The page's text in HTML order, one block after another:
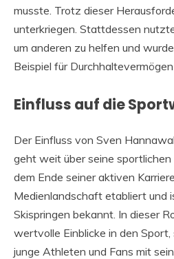
musste. Trotz dieser
unterkriegen. Stattdessen
um anderen zu helfen und
Beispiel für
Einfluss auf die
Der Einfluss von Sven
geht weit über seine sportlichen
dem Ende seiner aktiven
Medienlandschaft etabliert und
Skispringen bekannt. In dieser
wertvolle Einblicke in den
junge Athleten und Fans mit